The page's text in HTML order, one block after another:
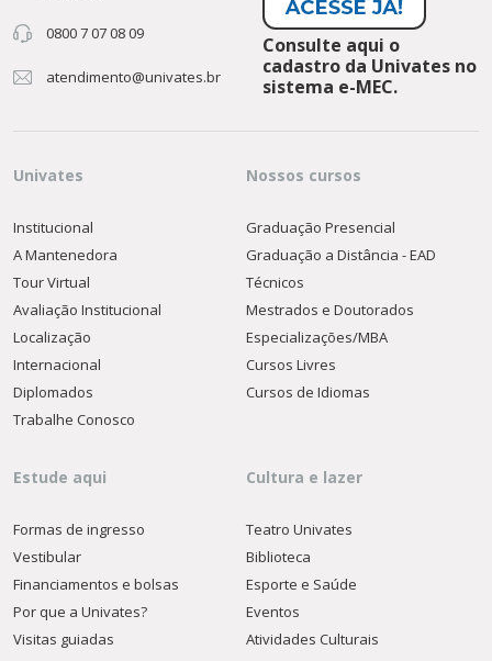
0800 7 07 08 09
atendimento@univates.br
Consulte aqui o
cadastro da Univates no
sistema e-MEC.
Univates
Institucional
A Mantenedora
Tour Virtual
Avaliação Institucional
Localização
Internacional
Diplomados
Trabalhe Conosco
Nossos cursos
Graduação Presencial
Graduação a Distância - EAD
Técnicos
Mestrados e Doutorados
Especializações/MBA
Cursos Livres
Cursos de Idiomas
Estude aqui
Formas de ingresso
Vestibular
Financiamentos e bolsas
Por que a Univates?
Visitas guiadas
Cultura e lazer
Teatro Univates
Biblioteca
Esporte e Saúde
Eventos
Atividades Culturais